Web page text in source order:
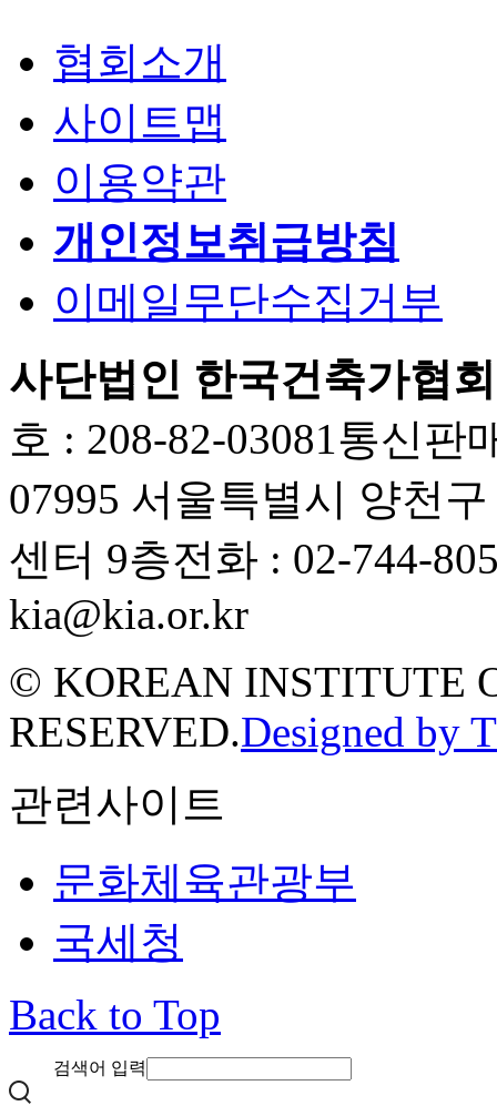
협회소개
사이트맵
이용약관
개인정보취급방침
이메일무단수집거부
사단법인 한국건축가협회
호 : 208-82-03081 통신판
07995 서울특별시 양천
센터 9층전화 : 02-744-
kia@kia.or.kr
© KOREAN INSTITUTE
RESERVED.Designed by
관련사이트
문화체육관광부
국세청
Back to Top
검색어 입력